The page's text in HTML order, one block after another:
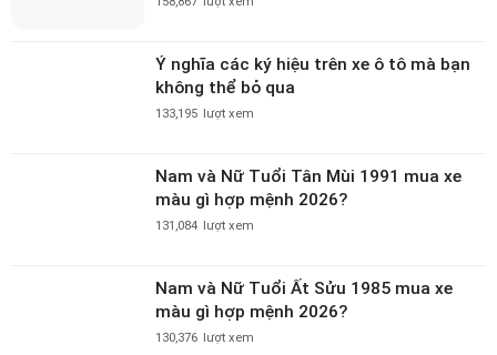
Ý nghĩa các ký hiệu trên xe ô tô mà bạn
không thể bỏ qua
133,195 lượt xem
Nam và Nữ Tuổi Tân Mùi 1991 mua xe
màu gì hợp mệnh 2026?
131,084 lượt xem
Nam và Nữ Tuổi Ất Sửu 1985 mua xe
màu gì hợp mệnh 2026?
130,376 lượt xem